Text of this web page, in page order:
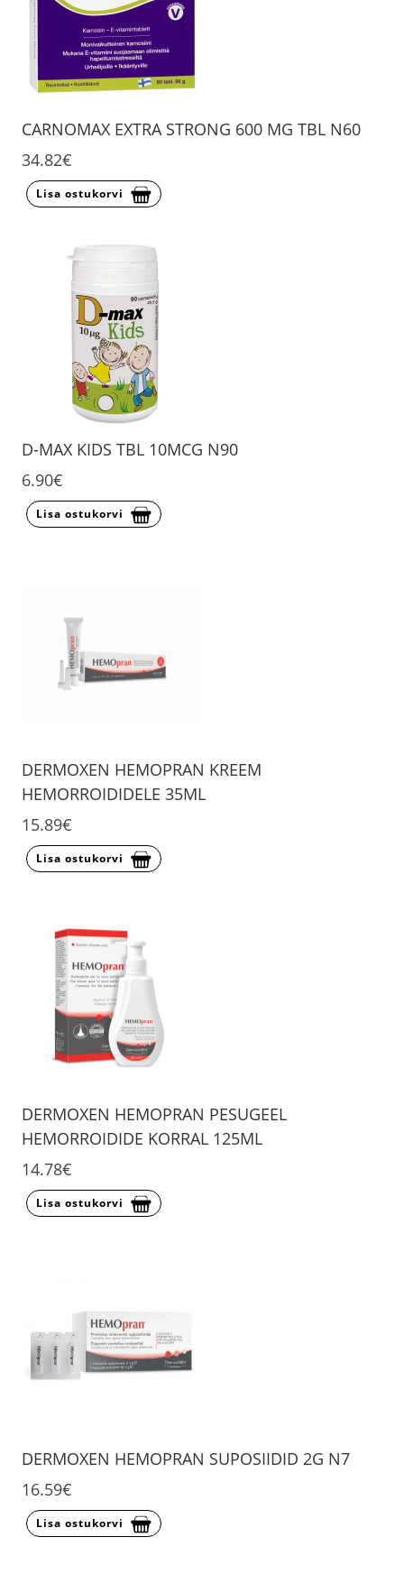
CARNOMAX EXTRA STRONG 600 MG TBL N60
34.82€
Lisa ostukorvi
D-MAX KIDS TBL 10MCG N90
6.90€
Lisa ostukorvi
DERMOXEN HEMOPRAN KREEM
HEMORROIDIDELE 35ML
15.89€
Lisa ostukorvi
DERMOXEN HEMOPRAN PESUGEEL
HEMORROIDIDE KORRAL 125ML
14.78€
Lisa ostukorvi
DERMOXEN HEMOPRAN SUPOSIIDID 2G N7
16.59€
Lisa ostukorvi